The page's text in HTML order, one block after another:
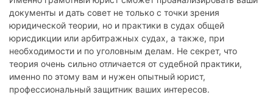
документы и дать совет не только с точки зрения
юридической теории, но и практики в судах общей
юрисдикции или арбитражных судах, а также, при
необходимости и по уголовным делам. Не секрет, что
теория очень сильно отличается от судебной практики,
именно по этому вам и нужен опытный юрист,
профессиональный защитник ваших интересов.